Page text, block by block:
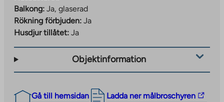
Balkong: Ja, glaserad
Rökning förbjuden: Ja
Husdjur tillåtet: Ja
Objektinformation
Gå till hemsidan Ladda ner målbroschyren
The